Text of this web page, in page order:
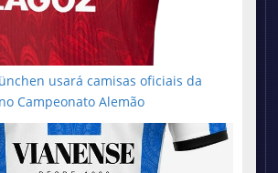
usará camisas oficiais da
Campeonato Alemão